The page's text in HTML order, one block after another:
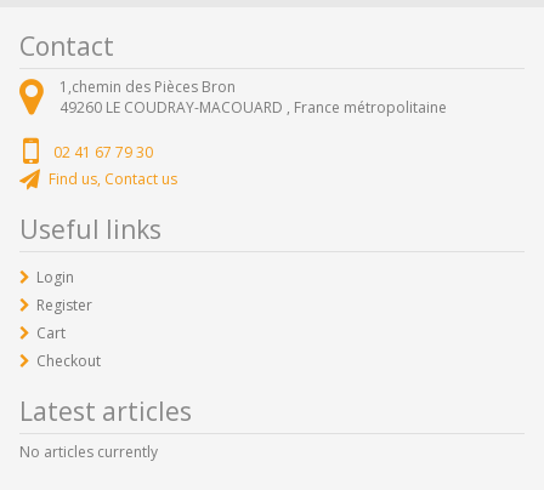
Contact
1,chemin des Pièces Bron
49260 LE COUDRAY-MACOUARD , France métropolitaine
02 41 67 79 30
Find us, Contact us
Useful links
Login
Register
Cart
Checkout
Latest articles
No articles currently